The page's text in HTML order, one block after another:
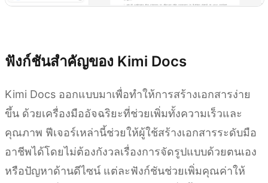
ฟังก์ชันสำคัญของ Kimi Docs
Kimi Docs ออกแบบมาเพื่อทำให้การสร้างเอกสารง่าย
ขึ้น ด้วยเครื่องมืออัจฉริยะที่ช่วยเพิ่มทั้งความเร็วและ
คุณภาพ ฟีเจอร์เหล่านี้ช่วยให้ผู้ใช้สร้างเอกสารระดับมือ
อาชีพได้โดยไม่ต้องกังวลเรื่องการจัดรูปแบบด้วยตนเอง
หรือปัญหาด้านดีไซน์ แต่ละฟังก์ชันช่วยเพิ่มคุณค่าให้